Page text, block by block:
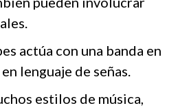
actúa con una banda en
lenguaje de señas.
estilos de música,